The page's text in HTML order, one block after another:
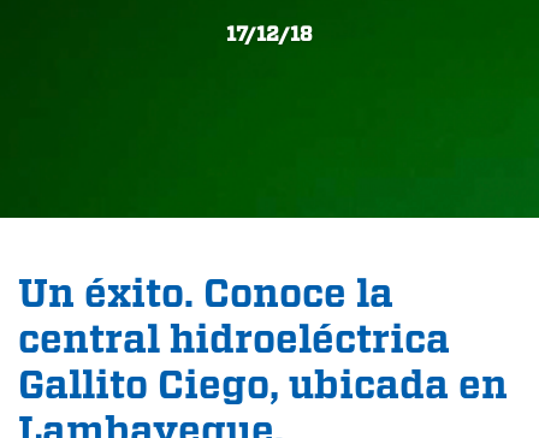
17/12/18
Un éxito. Conoce la
central hidroeléctrica
Gallito Ciego, ubicada en